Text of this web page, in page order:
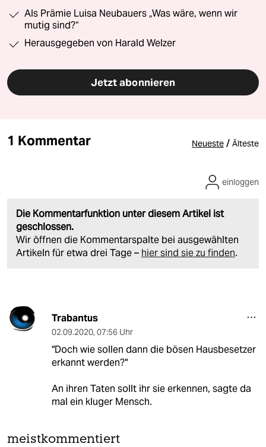
Als Prämie Luisa Neubauers „Was wäre, wenn wir
mutig sind?“
Herausgegeben von Harald Welzer
Jetzt abonnieren
1 Kommentar Neueste / Älteste
Die Kommentarfunktion unter diesem Artikel ist
geschlossen.
Wir öffnen die Kommentarspalte bei ausgewählten
Artikeln für etwa drei Tage – hier sind sie zu finden.
einloggen
Trabantus
02.09.2020, 07:56 Uhr
"Doch wie sollen dann die bösen Hausbesetzer
erkannt werden?"
An ihren Taten sollt ihr sie erkennen, sagte da
mal ein kluger Mensch.
meistkommentiert